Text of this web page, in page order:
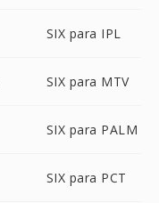
SIX para IPL
SIX para MTV
SIX para PALM
SIX para PCT